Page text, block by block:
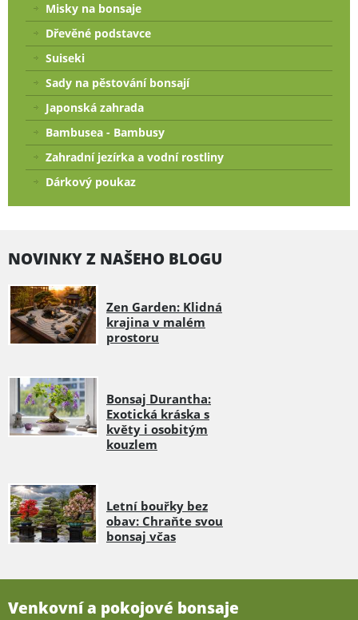
Misky na bonsaje
Dřevěné podstavce
Suiseki
Sady na pěstování bonsají
Japonská zahrada
Bambusea - Bambusy
Zahradní jezírka a vodní rostliny
Dárkový poukaz
NOVINKY Z NAŠEHO BLOGU
Zen Garden: Klidná
krajina v malém
prostoru
Bonsaj Durantha:
Exotická kráska s
květy i osobitým
kouzlem
Letní bouřky bez
obav: Chraňte svou
bonsaj včas
Venkovní a pokojové bonsaje